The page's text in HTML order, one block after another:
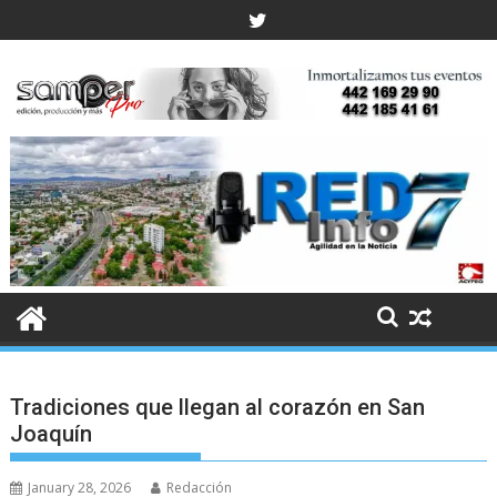
to
Tradiciones que llegan al corazón en San
Joaquín
January 28, 2026 Redacción